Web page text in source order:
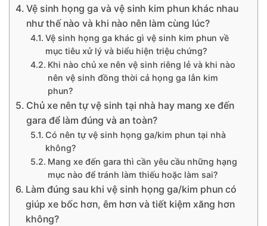
Vệ sinh họng ga và vệ sinh kim phun khác nhau
như thế nào và khi nào nên làm cùng lúc?
Vệ sinh họng ga khác gì vệ sinh kim phun về
mục tiêu xử lý và biểu hiện triệu chứng?
Khi nào chủ xe nên vệ sinh riêng lẻ và khi nào
nên vệ sinh đồng thời cả họng ga lẫn kim
phun?
Chủ xe nên tự vệ sinh tại nhà hay mang xe đến
gara để làm đúng và an toàn?
Có nên tự vệ sinh họng ga/kim phun tại nhà
không?
Mang xe đến gara thì cần yêu cầu những hạng
mục nào để tránh làm thiếu hoặc làm sai?
Làm đúng sau khi vệ sinh họng ga/kim phun có
giúp xe bốc hơn, êm hơn và tiết kiệm xăng hơn
không?